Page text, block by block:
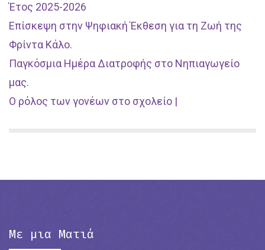
Έτος 2025-2026
Επίσκεψη στην Ψηφιακή Έκθεση για τη Ζωή της
Φρίντα Κάλο.
Παγκόσμια Ημέρα Διατροφής στο Νηπιαγωγείο
μας.
Ο ρόλος των γονέων στο σχολείο |
Με μια Ματιά